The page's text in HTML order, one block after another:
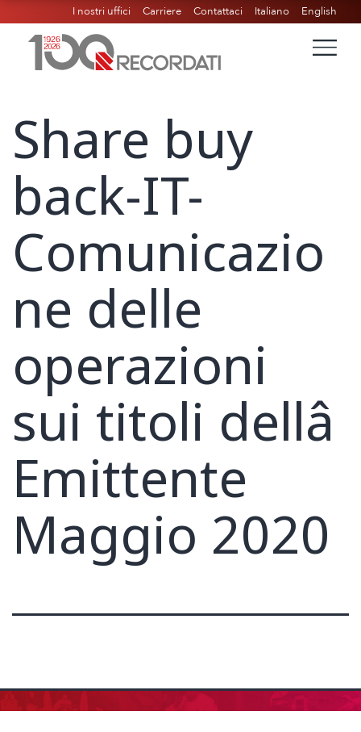
I nostri uffici Carriere Contattaci Italiano English
Share buy
back-IT-
Comunicazio
ne delle
operazioni
sui titoli dellâ
Emittente
Maggio 2020